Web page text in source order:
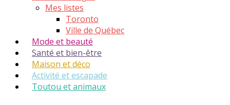
Mes listes
Toronto
Ville de Québec
Mode et beauté
Santé et bien-être
Maison et déco
Activité et escapade
Toutou et animaux